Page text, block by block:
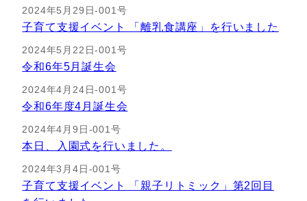
2024年5月29日-001号
子育て支援イベント 「離乳食講座」を行いました
2024年5月22日-001号
令和6年5月誕生会
2024年4月24日-001号
令和6年度4月誕生会
2024年4月9日-001号
本日、入園式を行いました。
2024年3月4日-001号
子育て支援イベント 「親子リトミック」第2回目